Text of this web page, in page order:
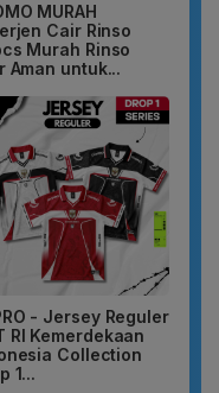
MURAH
Cair Rinso
Murah Rinso
Aman untuk...
- Jersey Reguler
RI Kemerdekaan
Collection
1...